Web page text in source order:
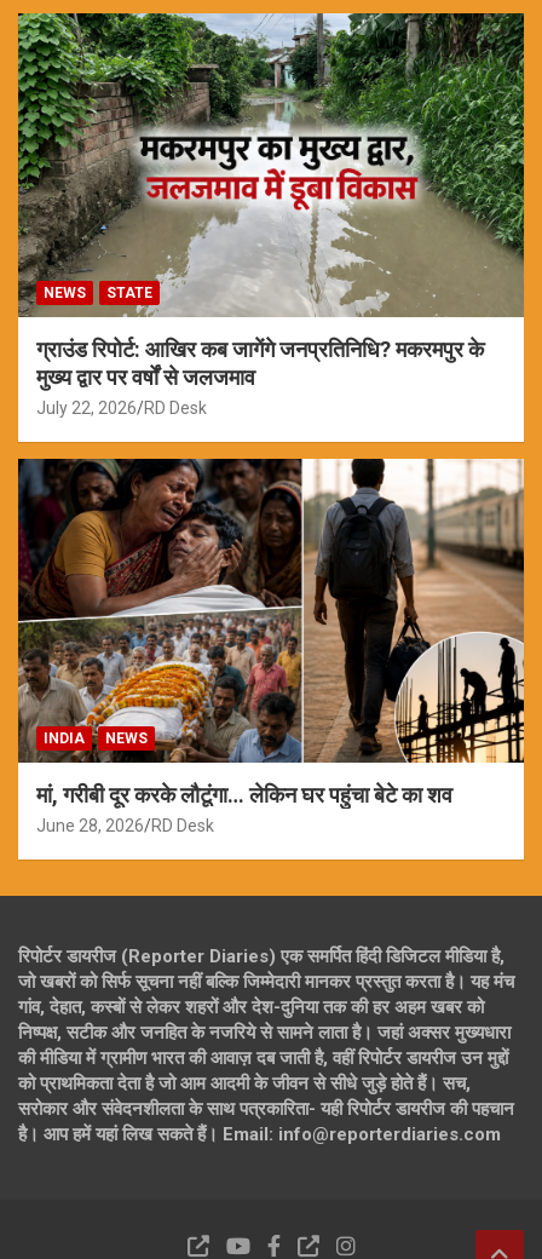
NEWS STATE
ग्राउंड रिपोर्ट: आखिर कब जागेंगे जनप्रतिनिधि? मकरमपुर के
मुख्य द्वार पर वर्षों से जलजमाव
July 22, 2026 RD Desk
INDIA NEWS
मां, गरीबी दूर करके लौटूंगा… लेकिन घर पहुंचा बेटे का शव
June 28, 2026 RD Desk
रिपोर्टर डायरीज (Reporter Diaries) एक समर्पित हिंदी डिजिटल मीडिया है,
जो खबरों को सिर्फ सूचना नहीं बल्कि जिम्मेदारी मानकर प्रस्तुत करता है। यह मंच
गांव, देहात, कस्बों से लेकर शहरों और देश-दुनिया तक की हर अहम खबर को
निष्पक्ष, सटीक और जनहित के नजरिये से सामने लाता है। जहां अक्सर मुख्यधारा
की मीडिया में ग्रामीण भारत की आवाज़ दब जाती है, वहीं रिपोर्टर डायरीज उन मुद्दों
को प्राथमिकता देता है जो आम आदमी के जीवन से सीधे जुड़े होते हैं। सच,
सरोकार और संवेदनशीलता के साथ पत्रकारिता- यही रिपोर्टर डायरीज की पहचान
है। आप हमें यहां लिख सकते हैं। Email: info@reporterdiaries.com